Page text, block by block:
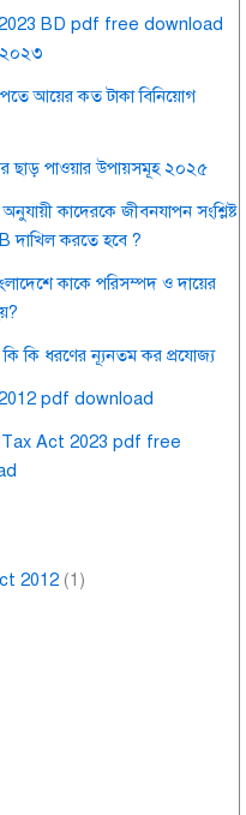
BD pdf free download
আয়ের কত টাকা বিনিয়োগ
ছাড় পাওয়ার উপায়সমূহ ২০২৫
কাদেরকে জীবনযাপন সংশ্লিষ্ট
দাখিল করতে হবে ?
কাকে পরিসম্পদ ও দায়ের
কি ধরণের ন্যূনতম কর প্রযোজ্য
pdf download
Tax Act 2023 pdf free
2012 (1)